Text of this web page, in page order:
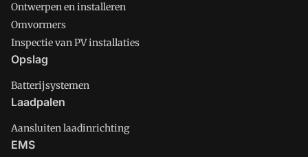
Ontwerpen en installeren
Omvormers
Inspectie van PV installaties
Opslag
Batterijsystemen
Laadpalen
Aansluiten laadinrichting
EMS